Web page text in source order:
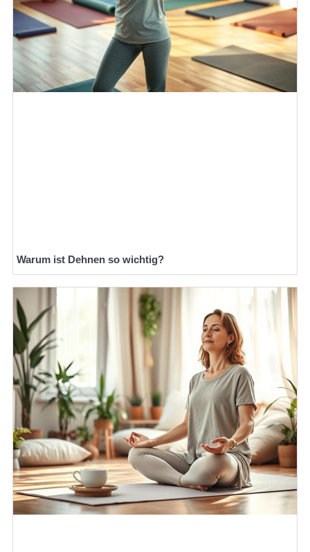
Warum ist Dehnen so wichtig?